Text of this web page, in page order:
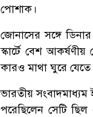
পোশাক।
জোনাসের সঙ্গে
স্কার্টে বেশ
কারও মাথা ঘুরে যেতে
ভারতীয় সংবাদমাধ্যম
পরেছিলেন সেটি ছিল